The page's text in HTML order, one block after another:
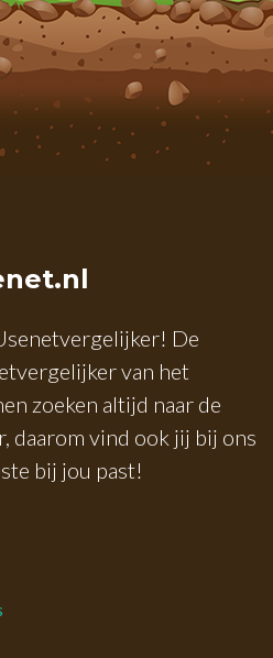
De
van het
zoeken altijd naar de
daarom vind ook jij bij ons
bij jou past!